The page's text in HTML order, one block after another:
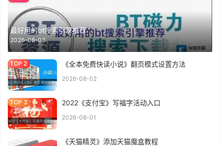
最好用的bt搜索引擎推荐
2026-08-03
《全本免费快读小说》翻页模式设置方法
2026-08-02
2022《支付宝》写福字活动入口
2026-08-01
《天猫精灵》添加天猫魔盒教程